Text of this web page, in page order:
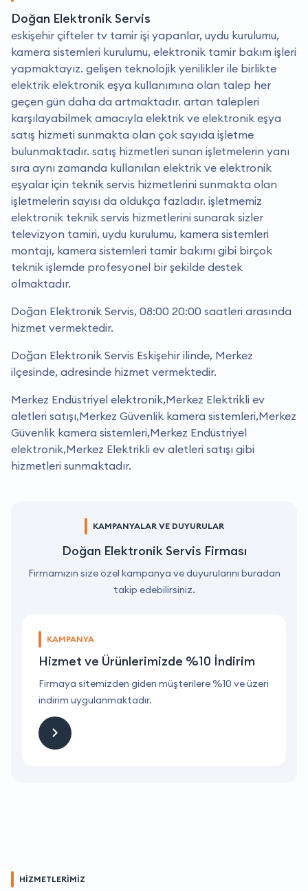
Doğan Elektronik Servis
eskişehir çifteler tv tamir işi yapanlar, uydu kurulumu,
kamera sistemleri kurulumu, elektronik tamir bakım işleri
yapmaktayız. gelişen teknolojik yenilikler ile birlikte
elektrik elektronik eşya kullanımına olan talep her
geçen gün daha da artmaktadır. artan talepleri
karşılayabilmek amacıyla elektrik ve elektronik eşya
satış hizmeti sunmakta olan çok sayıda işletme
bulunmaktadır. satış hizmetleri sunan işletmelerin yanı
sıra aynı zamanda kullanılan elektrik ve elektronik
eşyalar için teknik servis hizmetlerini sunmakta olan
işletmelerin sayısı da oldukça fazladır. i̇şletmemiz
elektronik teknik servis hizmetlerini sunarak sizler
televizyon tamiri, uydu kurulumu, kamera sistemleri
montajı, kamera sistemleri tamir bakımı gibi birçok
teknik işlemde profesyonel bir şekilde destek
olmaktadır.
Doğan Elektronik Servis, 08:00 20:00 saatleri arasında
hizmet vermektedir.
Doğan Elektronik Servis Eskişehir ilinde, Merkez
ilçesinde, adresinde hizmet vermektedir.
Merkez Endüstriyel elektronik,Merkez Elektrikli ev
aletleri satışı,Merkez Güvenlik kamera sistemleri,Merkez
Güvenlik kamera sistemleri,Merkez Endüstriyel
elektronik,Merkez Elektrikli ev aletleri satışı gibi
hizmetleri sunmaktadır.
KAMPANYALAR VE DUYURULAR
Doğan Elektronik Servis Firması
Firmamızın size özel kampanya ve duyurularını buradan
takip edebilirsiniz.
KAMPANYA
Hizmet ve Ürünlerimizde %10 İndirim
Firmaya sitemizden giden müşterilere %10 ve üzeri
indirim uygulanmaktadır.
HİZMETLERİMİZ